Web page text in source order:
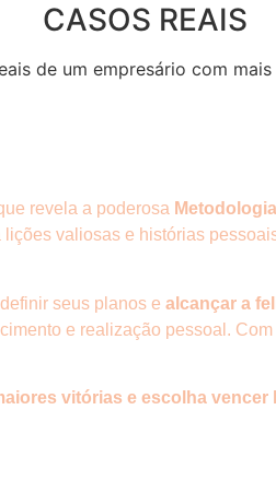
CASOS REAIS
de um empresário com
revela a poderosa
valiosas e histórias
seus planos e alcançar a
e realização pessoal.
vitórias e escolha vencer